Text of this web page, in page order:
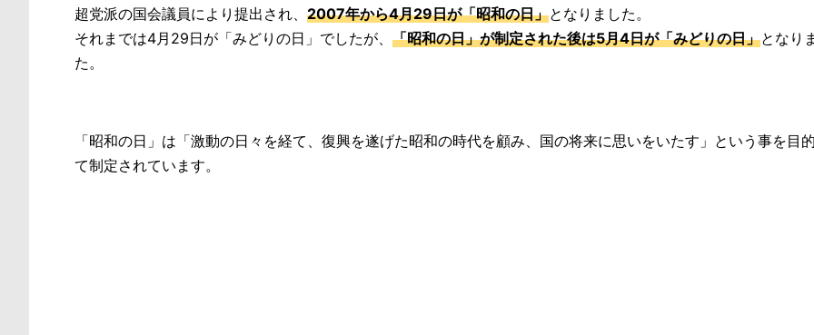
超党派の国会議員により提出され、 2007年から4月29日が「昭和の日」となりました。
それまでは4月29日が「みどりの日」でしたが、 「昭和の日」が制定された後は5月4日が「みどりの日」となり
た。
「昭和の日」は「激動の日々を経て、復興を遂げた昭和の時代を顧み、国の将来に思いをいたす」という事を目
て制定されています。